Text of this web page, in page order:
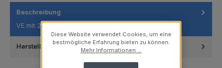
Beschreibung
VE mit 250 Stück
Hersteller
Diese Website verwendet Cookies, um eine
bestmögliche Erfahrung bieten zu können.
Mehr Informationen ...